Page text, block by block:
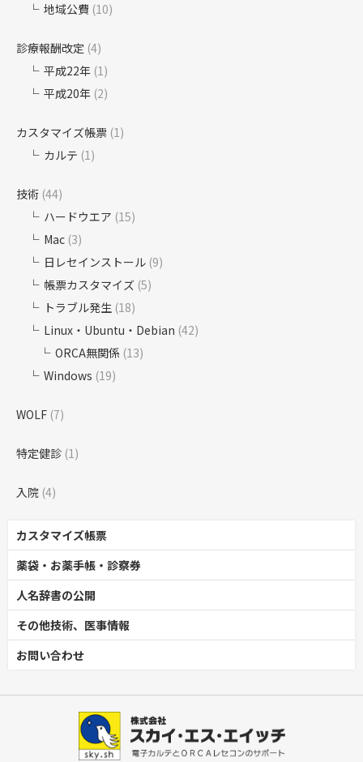
地域公費 (10)
診療報酬改定 (4)
平成22年 (1)
平成20年 (2)
カスタマイズ帳票 (1)
カルテ (1)
技術 (44)
ハードウエア (15)
Mac (3)
日レセインストール (9)
帳票カスタマイズ (5)
トラブル発生 (18)
Linux・Ubuntu・Debian (42)
ORCA無関係 (13)
Windows (19)
WOLF (7)
特定健診 (1)
入院 (4)
カスタマイズ帳票
薬袋・お薬手帳・診察券
人名辞書の公開
その他技術、医事情報
お問い合わせ